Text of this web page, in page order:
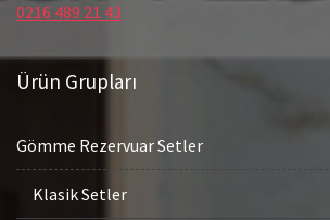
0216 489 21 43
Ürün Grupları
Gömme Rezervuar Setler
Klasik Setler